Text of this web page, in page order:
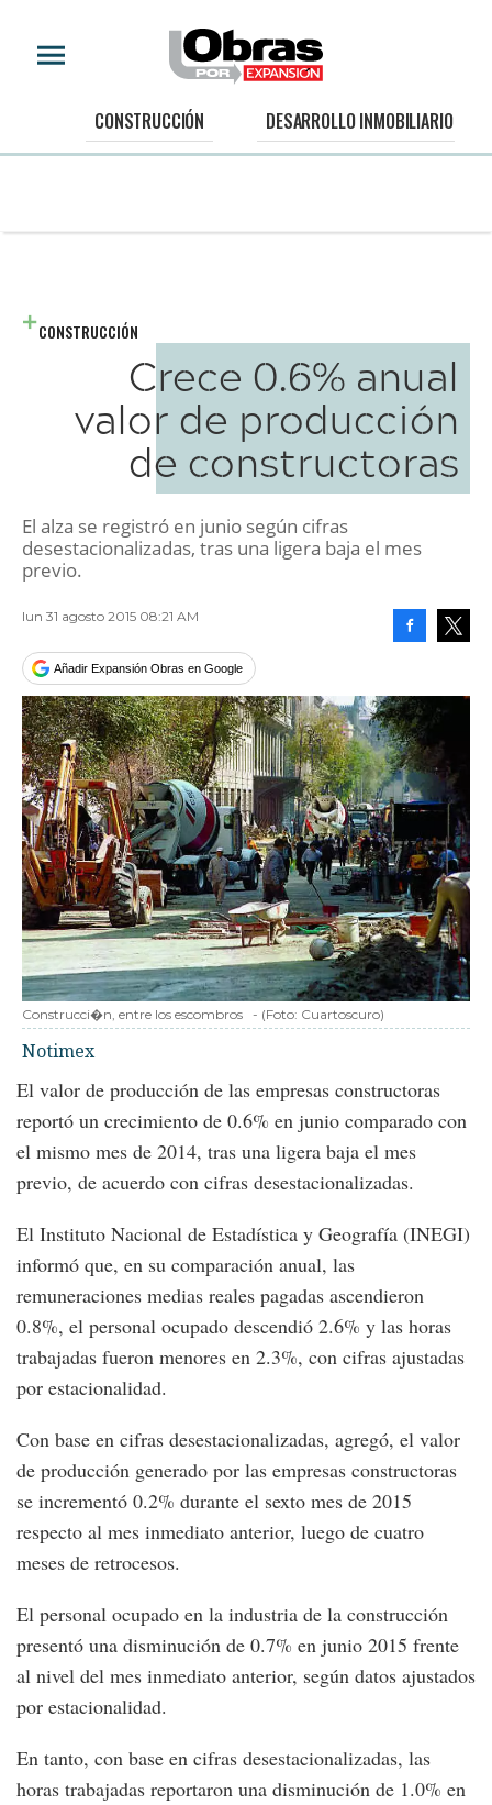
CONSTRUCCIÓN DESARROLLO INMOBILIARIO
CONSTRUCCIÓN
Crece 0.6% anual
valor de producción
de constructoras
El alza se registró en junio según cifras
desestacionalizadas, tras una ligera baja el mes
previo.
lun 31 agosto 2015 08:21 AM
Añadir Expansión Obras en Google
Construcci�n, entre los escombros - (Foto: Cuartoscuro)
Notimex
El valor de producción de las empresas constructoras
reportó un crecimiento de 0.6% en junio comparado con
el mismo mes de 2014, tras una ligera baja el mes
previo, de acuerdo con cifras desestacionalizadas.
El Instituto Nacional de Estadística y Geografía (INEGI)
informó que, en su comparación anual, las
remuneraciones medias reales pagadas ascendieron
0.8%, el personal ocupado descendió 2.6% y las horas
trabajadas fueron menores en 2.3%, con cifras ajustadas
por estacionalidad.
Con base en cifras desestacionalizadas, agregó, el valor
de producción generado por las empresas constructoras
se incrementó 0.2% durante el sexto mes de 2015
respecto al mes inmediato anterior, luego de cuatro
meses de retrocesos.
El personal ocupado en la industria de la construcción
presentó una disminución de 0.7% en junio 2015 frente
al nivel del mes inmediato anterior, según datos ajustados
por estacionalidad.
En tanto, con base en cifras desestacionalizadas, las
horas trabajadas reportaron una disminución de 1.0% en